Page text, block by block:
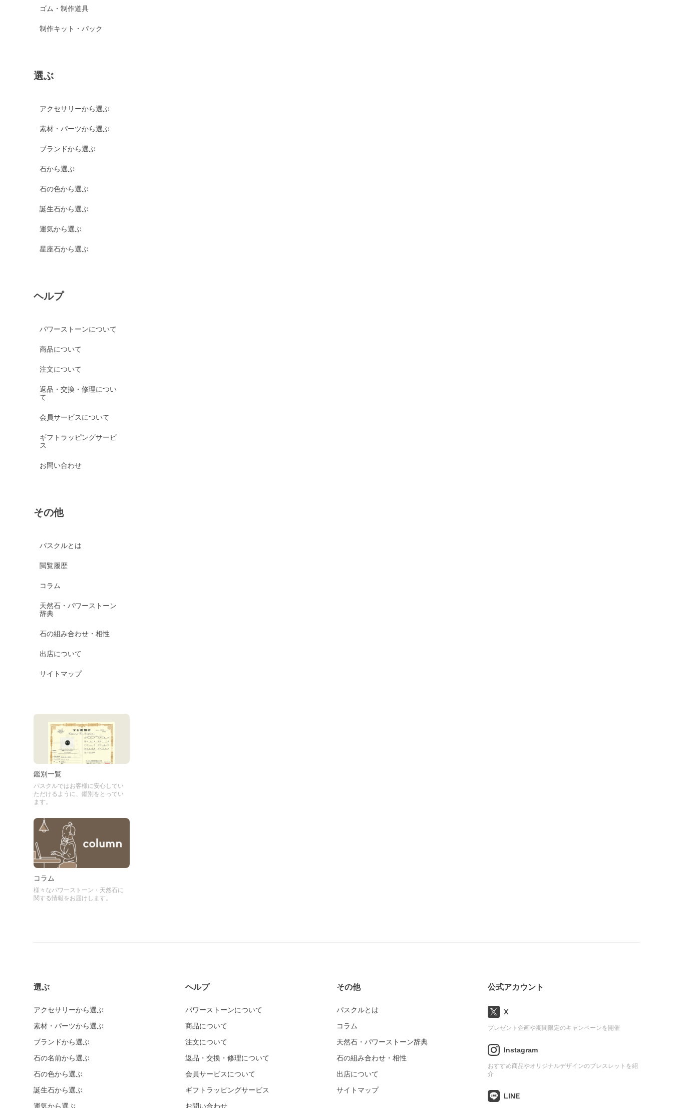
ゴム・制作道具
制作キット・パック
選ぶ
アクセサリーから選ぶ
素材・パーツから選ぶ
ブランドから選ぶ
石から選ぶ
石の色から選ぶ
誕生石から選ぶ
運気から選ぶ
星座石から選ぶ
ヘルプ
パワーストーンについて
商品について
注文について
返品・交換・修理につい
て
会員サービスについて
ギフトラッピングサービ
ス
お問い合わせ
その他
パスクルとは
閲覧履歴
コラム
天然石・パワーストーン
辞典
石の組み合わせ・相性
出店について
サイトマップ
鑑別一覧
パスクルではお客様に安心してい
ただけるように、鑑別をとってい
ます。
コラム
様々なパワーストーン・天然石に
関する情報をお届けします。
選ぶ
アクセサリーから選ぶ
素材・パーツから選ぶ
ブランドから選ぶ
石の名前から選ぶ
石の色から選ぶ
誕生石から選ぶ
運気から選ぶ
ヘルプ
パワーストーンについて
商品について
注文について
返品・交換・修理について
会員サービスについて
ギフトラッピングサービス
お問い合わせ
その他
パスクルとは
コラム
天然石・パワーストーン辞典
石の組み合わせ・相性
出店について
サイトマップ
公式アカウント
X
プレゼント企画や期間限定のキャンペーンを開催
Instagram
おすすめ商品やオリジナルデザインのブレスレットを紹
介
LINE